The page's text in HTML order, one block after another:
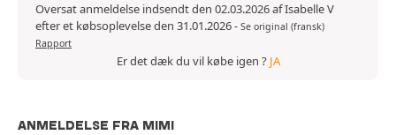
Oversat anmeldelse indsendt den 02.03.2026 af Isabelle V
efter et købsoplevelse den 31.01.2026- Se original (fransk)
Rapport
Er det dæk du vil købe igen ? JA
ANMELDELSE FRA MIMI